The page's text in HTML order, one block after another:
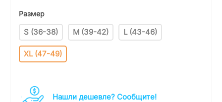
Размер
S (36-38) M (39-42) L (43-46)
XL (47-49)
Нашли дешевле? Cообщите!